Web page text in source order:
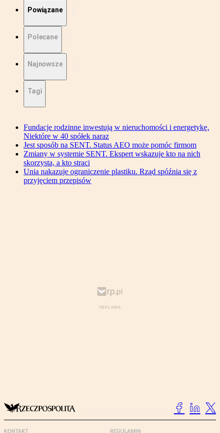
Powiązane
Polecane
Najnowsze
Tagi
Fundacje rodzinne inwestują w nieruchomości i energetykę.
Niektóre w 40 spółek naraz
Jest sposób na SENT. Status AEO może pomóc firmom
Zmiany w systemie SENT. Ekspert wskazuje kto na nich
skorzysta, a kto straci
Unia nakazuje ograniczenie plastiku. Rząd spóźnia się z
przyjęciem przepisów
KONTAKT REGULAMIN